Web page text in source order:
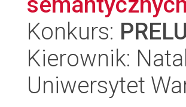
Konkurs:
Kierownik:
Uniwersytet